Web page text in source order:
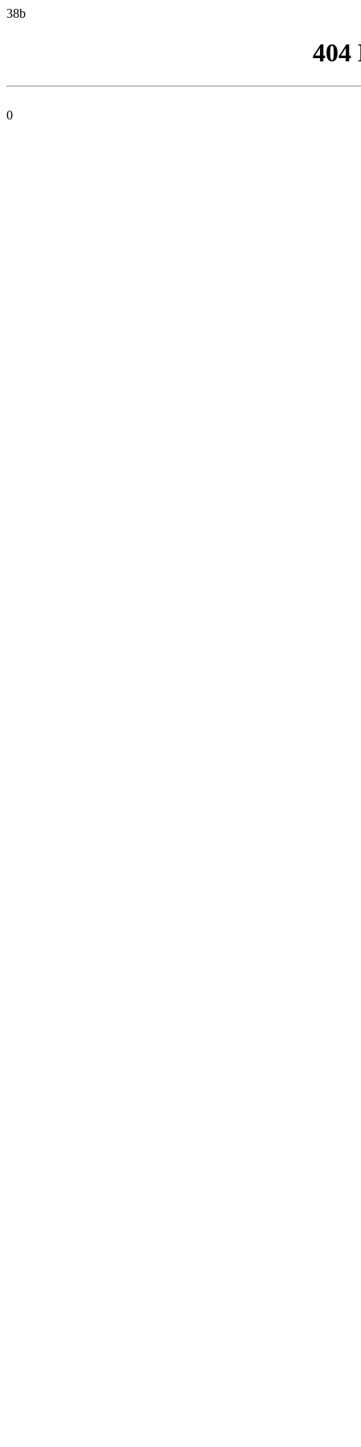
38b
404
0